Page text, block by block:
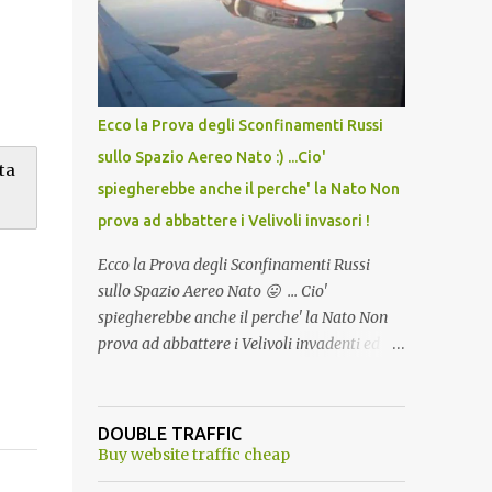
lo scopo della temperatura? Qualcuno a suo
tempo ribattezzo' il Vaccino come: l' Amaro
del Capo, era "spettacolare Ghiacciato, ma
andava bene anche, a Temperatura
Ambiente"! Riproponiamo l'articolo per NON
Ecco la Prova degli Sconfinamenti Russi
sullo Spazio Aereo Nato :) ...Cio'
spiegherebbe anche il perche' la Nato Non
prova ad abbattere i Velivoli invasori !
Ecco la Prova degli Sconfinamenti Russi
sullo Spazio Aereo Nato 😛 ... Cio'
spiegherebbe anche il perche' la Nato Non
prova ad abbattere i Velivoli invadenti ed
alcuna notizia di un'invasione dello spazio
aereo NATO da parte di un robot chiamato
DOUBLE TRAFFIC
Buy website traffic cheap